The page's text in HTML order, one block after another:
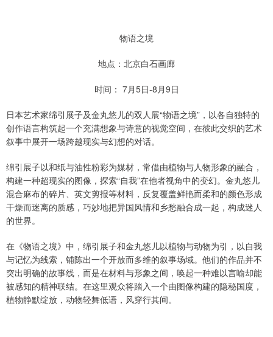
物语之境
地点：北京白石画廊
时间： 7月5日-8月9日
日本艺术家绵引展子及金丸悠儿的双人展“物语之境”，以各自独特的
创作语言构筑起一个充满想象与诗意的视觉空间，在彼此交织的艺术
叙事中展开一场跨越现实与幻想的对话。
绵引展子以和纸与油性粉彩为媒材，常借由植物与人物形象的融合，
构建一种超现实的图像，探索“自我”在他者视角中的变幻。金丸悠儿
混合麻布的碎片、英文剪报等材料，反复覆盖鲜艳而柔和的颜色形成
干燥而迷离的质感，巧妙地把异国风情和乡愁融合成一起，构成迷人
的世界。
在《物语之境》中，绵引展子和金丸悠儿以植物与动物为引，以自我
与记忆为线索，铺陈出一个开放而多维的叙事场域。他们的作品并不
突出明确的故事线，而是在材料与形象之间，唤起一种难以言喻却能
被感知的精神联结。在这里观众将踏入一个由图像构建的隐秘国度，
植物静默绽放，动物轻舞低语，风穿行其间。